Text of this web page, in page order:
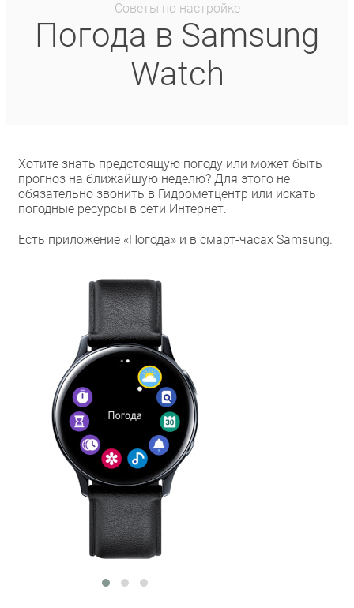
Советы по настройке
Погода в Samsung
Watch
Хотите знать предстоящую погоду или может быть
прогноз на ближайшую неделю? Для этого не
обязательно звонить в Гидрометцентр или искать
погодные ресурсы в сети Интернет.
Есть приложение «Погода» и в смарт-часах Samsung.